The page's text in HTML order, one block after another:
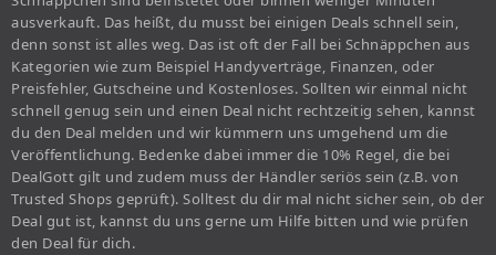
ausverkauft. Das heißt, du musst bei einigen Deals schnell sein,
denn sonst ist alles weg. Das ist oft der Fall bei Schnäppchen aus
Kategorien wie zum Beispiel Handyverträge, Finanzen, oder
Preisfehler, Gutscheine und Kostenloses. Sollten wir einmal nicht
schnell genug sein und einen Deal nicht rechtzeitig sehen, kannst
du den Deal melden und wir kümmern uns umgehend um die
Veröffentlichung. Bedenke dabei immer die 10% Regel, die bei
DealGott gilt und zudem muss der Händler seriös sein (z.B. von
Trusted Shops geprüft). Solltest du dir mal nicht sicher sein, ob der
Deal gut ist, kannst du uns gerne um Hilfe bitten und wie prüfen
den Deal für dich.